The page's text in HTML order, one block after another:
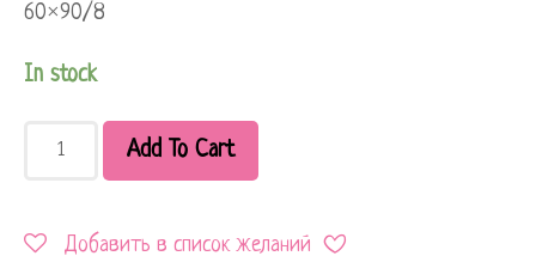
60×90/8
In stock
Add To Cart
Добавить в список желаний